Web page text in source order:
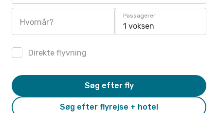
Hvornår?
Passagerer
1 voksen
Direkte flyvning
Søg efter flyrejse + hotel
Søg efter fly